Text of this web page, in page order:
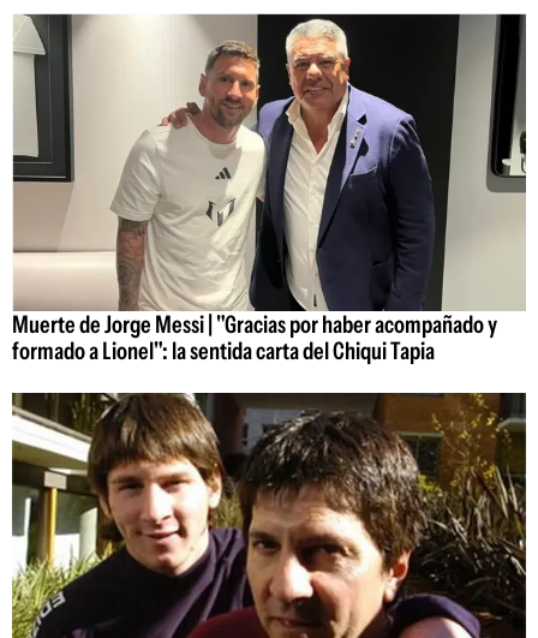
Muerte de Jorge Messi | "Gracias por haber acompañado y
formado a Lionel": la sentida carta del Chiqui Tapia